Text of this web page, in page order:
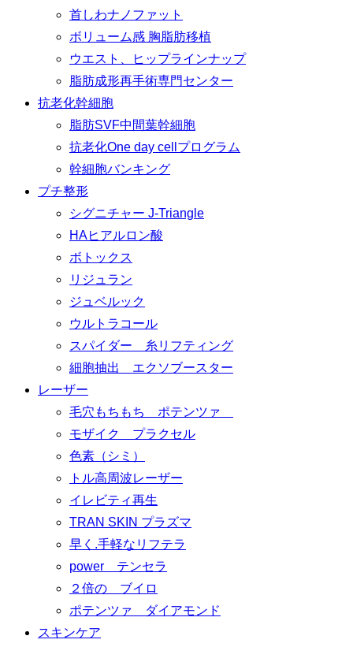
首しわナノファット
ボリューム感 胸脂肪移植
ウエスト、ヒップラインナップ
脂肪成形再手術専門センター
抗老化幹細胞
脂肪SVF中間葉幹細胞
抗老化One day cellプログラム
幹細胞バンキング
プチ整形
シグニチャー J-Triangle
HAヒアルロン酸
ボトックス
リジュラン
ジュベルック
ウルトラコール
スパイダー 糸リフティング
細胞抽出 エクソブースター
レーザー
毛穴もちもち ポテンツァ
モザイク プラクセル
色素（シミ）
トル高周波レーザー
イレビティ再生
TRAN SKIN プラズマ
早く.手軽なリフテラ
power テンセラ
２倍の ブイロ
ポテンツァ ダイアモンド
スキンケア